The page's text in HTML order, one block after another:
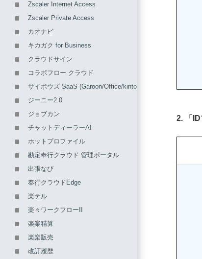
2. 「ID
Zscaler Internet Access
Zscaler Private Access
カオナビ
キカガク for Business
クラウドサイン
コラボフロー クラウド
サイボウズ SaaS (Garoon/Office/kintone/メールワイズ)
ジーニー2.0
ジョブカン
チャットディーラーAI
ホットプロファイル
勘定奉行クラウド 管理ポータル
出張なび
奉行クラウドEdge
楽テル
楽々ワークフローII
楽楽精算
楽楽販売
改訂履歴